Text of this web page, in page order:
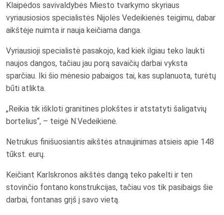
Klaipėdos savivaldybės Miesto tvarkymo skyriaus
vyriausiosios specialistės Nijolės Vedeikienės teigimu, dabar
aikštėje nuimta ir nauja keičiama danga.
Vyriausioji specialistė pasakojo, kad kiek ilgiau teko laukti
naujos dangos, tačiau jau porą savaičių darbai vyksta
sparčiau. Iki šio mėnesio pabaigos tai, kas suplanuota, turėtų
būti atlikta.
„Reikia tik iškloti granitines plokštes ir atstatyti šaligatvių
bortelius“, – teigė N.Vedeikienė.
Netrukus finišuosiantis aikštės atnaujinimas atsieis apie 148
tūkst. eurų.
Keičiant Karlskronos aikštės dangą teko pakelti ir ten
stovinčio fontano konstrukcijas, tačiau vos tik pasibaigs šie
darbai, fontanas grįš į savo vietą.